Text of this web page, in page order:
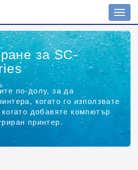
на
за SC-
по-долу, за да
когато го използвате
добавяте компютър
принтер.